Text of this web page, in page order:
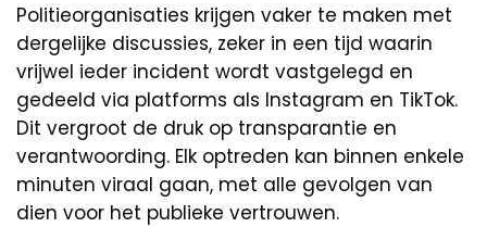
Politieorganisaties krijgen vaker te maken met
dergelijke discussies, zeker in een tijd waarin
vrijwel ieder incident wordt vastgelegd en
gedeeld via platforms als Instagram en TikTok.
Dit vergroot de druk op transparantie en
verantwoording. Elk optreden kan binnen enkele
minuten viraal gaan, met alle gevolgen van
dien voor het publieke vertrouwen.